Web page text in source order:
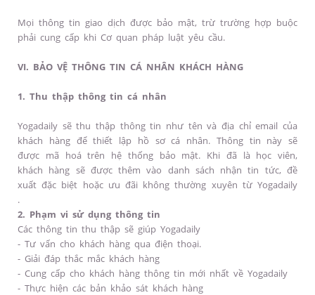
Mọi thông tin giao dịch được bảo mật, trừ trường hợp buộc
phải cung cấp khi Cơ quan pháp luật yêu cầu.
VI. BẢO VỆ THÔNG TIN CÁ NHÂN KHÁCH HÀNG
1. Thu thập thông tin cá nhân
Yogadaily sẽ thu thập thông tin như tên và địa chỉ email của
khách hàng để thiết lập hồ sơ cá nhân. Thông tin này sẽ
được mã hoá trên hệ thống bảo mật. Khi đã là học viên,
khách hàng sẽ được thêm vào danh sách nhận tin tức, đề
xuất đặc biệt hoặc ưu đãi không thường xuyên từ Yogadaily
.
2. Phạm vi sử dụng thông tin
Các thông tin thu thập sẽ giúp Yogadaily
- Tư vấn cho khách hàng qua điện thoại.
- Giải đáp thắc mắc khách hàng
- Cung cấp cho khách hàng thông tin mới nhất về Yogadaily
- Thực hiện các bản khảo sát khách hàng